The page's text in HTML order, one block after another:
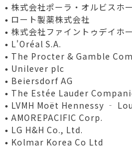
• 株式会社ポーラ・オルビスホ
• ロート製薬株式会社
• 株式会社ファイントゥデイホ
• L'Oréal S.A.
• The Procter & Gamble
• Unilever plc
• Beiersdorf AG
• The Estée Lauder
• LVMH Moët Hennessy ‐
• AMOREPACIFIC Corp.
• LG H&H Co., Ltd.
• Kolmar Korea Co Ltd